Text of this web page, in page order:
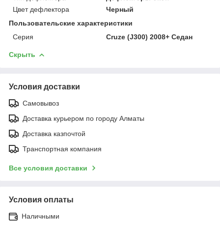
Цвет дефлектора
Черный
Пользовательские характеристики
Серия
Cruze (J300) 2008+ Седан
Скрыть
Условия доставки
Самовывоз
Доставка курьером по городу Алматы
Доставка казпочтой
Транспортная компания
Все условия доставки
Условия оплаты
Наличными